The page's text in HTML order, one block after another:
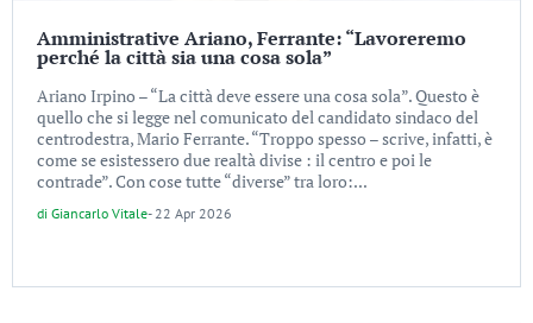
Amministrative Ariano, Ferrante: “Lavoreremo
perché la città sia una cosa sola”
Ariano Irpino – “La città deve essere una cosa sola”. Questo è
quello che si legge nel comunicato del candidato sindaco del
centrodestra, Mario Ferrante. “Troppo spesso – scrive, infatti, è
come se esistessero due realtà divise : il centro e poi le
contrade”. Con cose tutte “diverse” tra loro:...
di Giancarlo Vitale- 22 Apr 2026